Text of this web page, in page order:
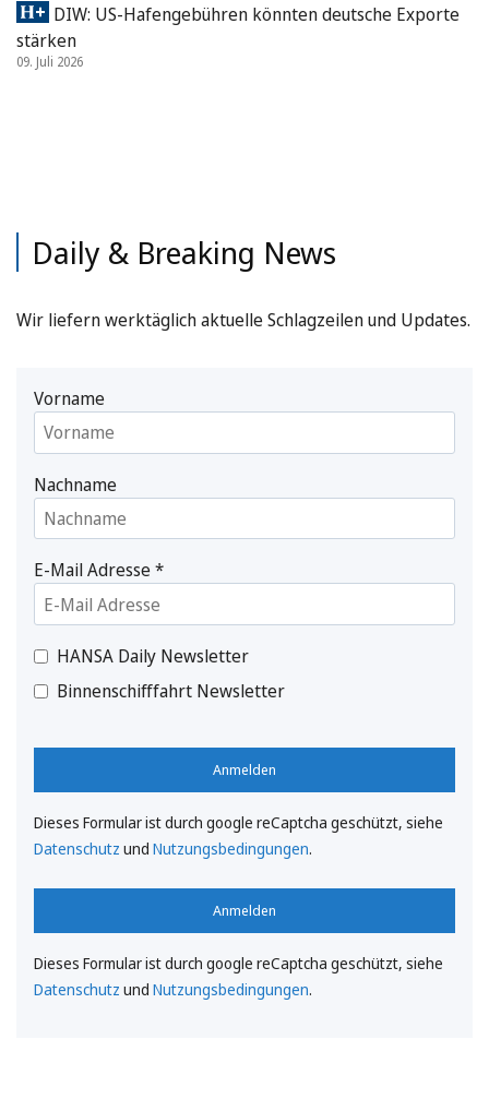
DIW: US-Hafengebühren könnten deutsche Exporte
stärken
09. Juli 2026
Daily & Breaking News
Wir liefern werktäglich aktuelle Schlagzeilen und Updates.
Vorname
Nachname
E-Mail Adresse*
HANSA Daily Newsletter
Binnenschifffahrt Newsletter
Anmelden
Dieses Formular ist durch google reCaptcha geschützt, siehe
Datenschutz und Nutzungsbedingungen.
Anmelden
Dieses Formular ist durch google reCaptcha geschützt, siehe
Datenschutz und Nutzungsbedingungen.